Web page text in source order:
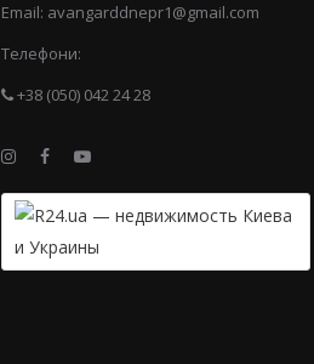
Email: avangarddnepr1@gmail.com
Телефони:
+38 (050) 042 24 28